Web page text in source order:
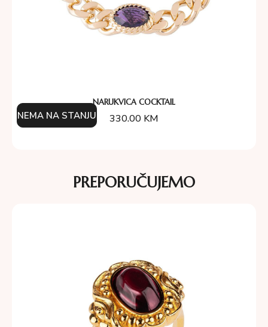
NARUKVICA COCKTAIL
330.00 KM
NEMA NA STANJU
PREPORUČUJEMO